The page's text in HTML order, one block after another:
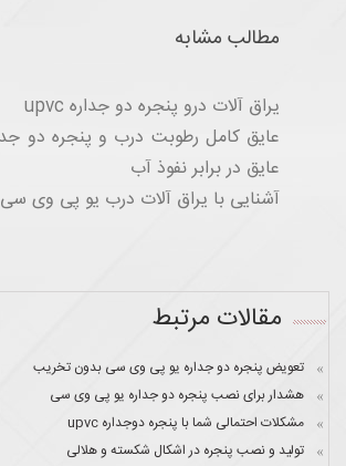
مطالب مشابه
یراق آلات درو پنجره دو جداره upvc
عایق در برابر نفوذ آب
آشنایی با یراق آلات درب یو پی وی سی
مقالات مرتبط
تعویض پنجره دو جداره یو پی وی سی بدون تخریب
هشدار برای نصب پنجره دو جداره یو پی وی سی
مشکلات احتمالی شما با پنجره دوجداره upvc
تولید و نصب پنجره در اشکال شکسته و هلالی